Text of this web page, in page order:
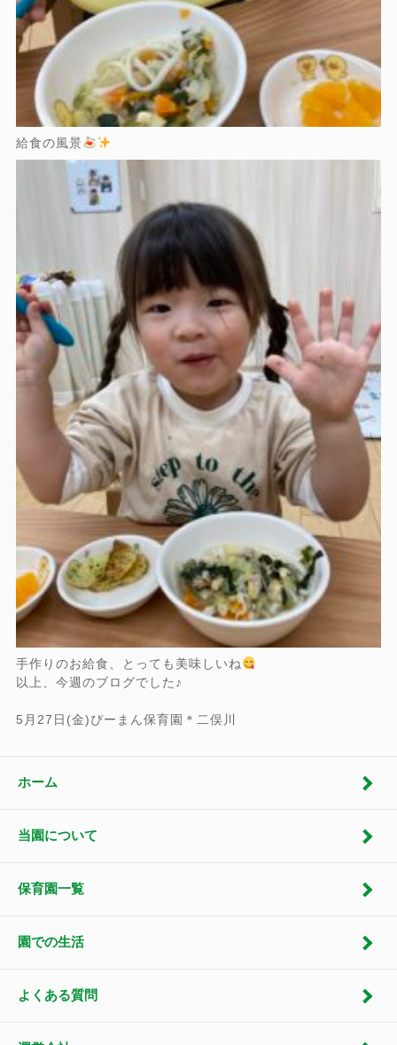
給食の風景
手作りのお給食、とっても美味しいね
以上、今週のブログでした♪
5月27日(金)ぴーまん保育園＊二俣川
ホーム
当園について
保育園一覧
園での生活
よくある質問